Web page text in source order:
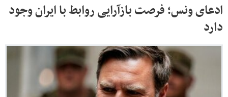
ادعای ونس؛ فرصت بازآرایی روابط با ایران وجود
دارد